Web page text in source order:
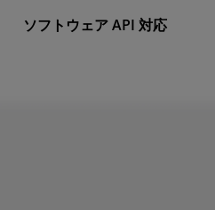
ソフトウェア API 対応